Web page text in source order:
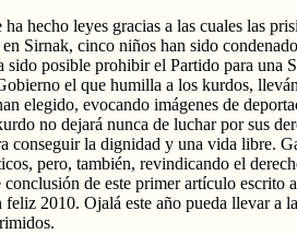
hecho leyes gracias a las cuales las
Sirnak, cinco niños han sido
sido posible prohibir el Partido para una
el que humilla a los kurdos,
elegido, evocando imágenes de
no dejará nunca de luchar por sus
conseguir la dignidad y una vida libre.
pero, también, revindicando el
de este primer artículo escrito
2010. Ojalá este año pueda llevar a